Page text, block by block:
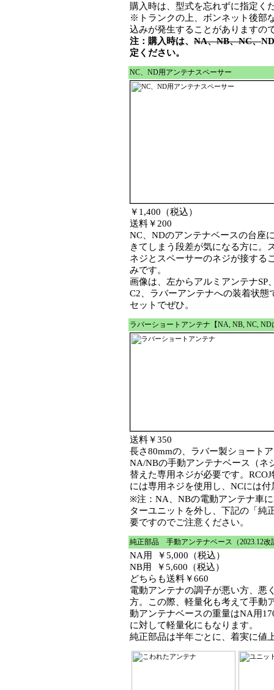
購入時は、型式を忘れずに指定く
※トランクの上、ボンネット後部
込みが発生することがありますの
注：購入時は、 NA、NB、NC、
定ください。
NC、ND用アンテナスペーサー
￥1,400（税込）
送料￥200
NC、NDのアンテナベースの台座
きてしまう段差が気になる方に。
ネジとスペーサーのネジが接する
みです。
画像は、左からアルミアンテナSP
C2、ラバーアンテナへの装着状
セットでぜひ。
ラバーショートアンテナ【NA, NB, NC, ND
送料￥350
長さ80mmの、ラバー製ショート
NA/NBの手動アンテナベース（ネ
替えた専用ネジが必要です。
には専用ネジを使用し、NCには
※注：NA、NBの電動アンテナ車
ターユニットを外し、下記の「
要ですのでご注意ください。
純正部品 手動アンテナベース（2023.12改
NA用
￥5,000（税込）
NB用
￥5,600（税込）
どちらも送料￥660
電動アンテナの調子が悪い方、悪
方。この際、軽量化も考えて手動
動アンテナベースの重量はNA用
に対して軽量化にもなります。
純正部品は半年ごとに、着実に値